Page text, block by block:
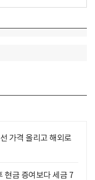
가격 올리고 해외로
현금 증여보다 세금 7